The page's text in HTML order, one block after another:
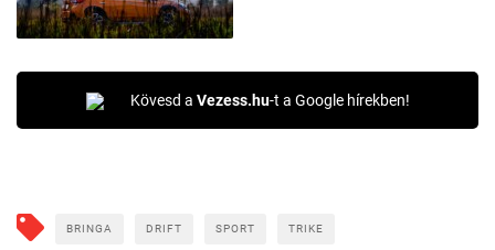
Kövesd a Vezess.hu-t a Google hírekben!
BRINGA DRIFT SPORT TRIKE